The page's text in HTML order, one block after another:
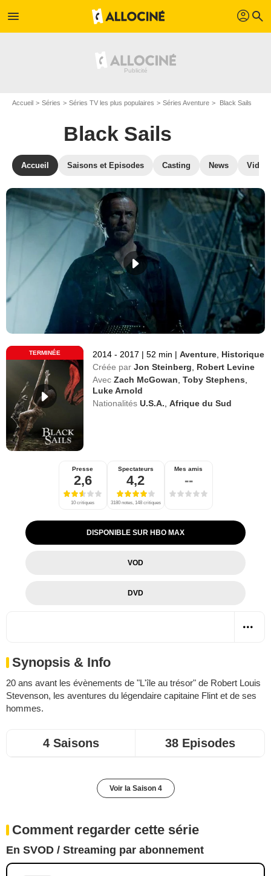
menu profil search
Accueil Séries Séries TV les plus populaires Séries Aventure Black Sails
Black Sails
Accueil Saisons et Episodes Casting News
TERMINÉE 2014 - 2017 | 52 min | Aventure Historique
Créée par Jon Steinberg
Robert Levine
Avec Zach McGowan ,Toby Stephens
Luke Arnold
Nationalités U.S.A. ,Afrique du Sud
Presse
2,6
10 critiques
Spectateurs
4,2
3180 notes, 148 critiques
Mes amis
--
DISPONIBLE SUR HBO MAX
VOD
DVD
Synopsis & Info
20 ans avant les évènements de "L'île au trésor" de Robert Louis
Stevenson, les aventures du légendaire capitaine Flint et de ses
hommes.
4 Saisons 38 Episodes
Voir la Saison 4
Comment regarder cette série
En SVOD / Streaming par abonnement